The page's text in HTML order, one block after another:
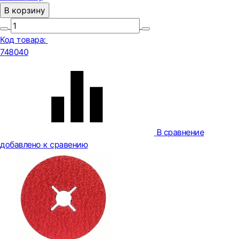
В корзину
Код товара:
748040
В сравнение
добавлено к сравению